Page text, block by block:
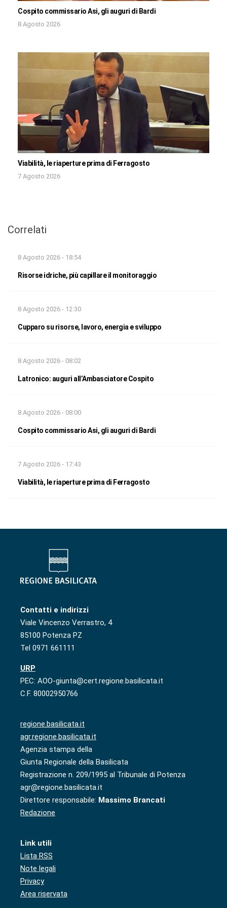
Cospito commissario Asi, gli auguri di Bardi
8 Agosto 2026
Viabilità, le riaperture prima di Ferragosto
7 Agosto 2026
Correlati
8 Agosto 2026 - 18:54
Risorse idriche, più capillare il monitoraggio
8 Agosto 2026 - 12:30
Cupparo su risorse, lavoro, energia e sviluppo
8 Agosto 2026 - 08:02
Latronico: auguri all’Ambasciatore Cospito
8 Agosto 2026 - 08:00
Cospito commissario Asi, gli auguri di Bardi
7 Agosto 2026 - 17:43
Viabilità, le riaperture prima di Ferragosto
Contatti e indirizzi
Viale Vincenzo Verrastro, 4
85100 Potenza PZ
Tel 0971 661111
URP
PEC: AOO-giunta@cert.regione.basilicata.it
C.F. 80002950766
regione.basilicata.it
agr.regione.basilicata.it
Agenzia stampa della
Giunta Regionale della Basilicata
Registrazione n. 209/1995 al Tribunale di Potenza
agr@regione.basilicata.it
Direttore responsabile: Massimo Brancati
Redazione
Link utili
Lista RSS
Note legali
Privacy
Area riservata